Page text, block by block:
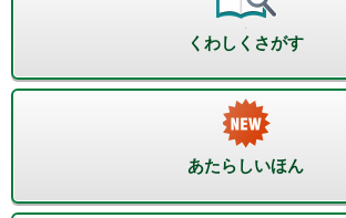
くわしくさがす
あたらしいほん